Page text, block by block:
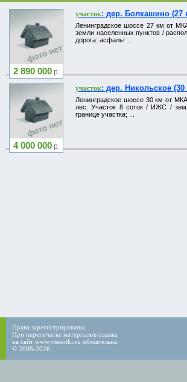
2 890 000р.
участок: дер. Болкашино (27
Ленинградское шоссе 27 км от
земли населенных пунктов /
дорога: асфальт ...
4 000 000р.
участок: дер. Никольское
Ленинградское шоссе 30 км от
лес. Участок 8 соток / ИЖС /
границе участка; ...
Права зарегистрированы.
При перепечатке материалов ссылка
на сайт www.vsesotki.ru обязательна.
© 2008-2026